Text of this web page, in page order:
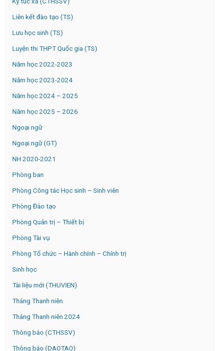
Liên kết đào tạo (TS)
Lưu học sinh (TS)
Luyện thi THPT Quốc gia (TS)
Năm học 2022-2023
Năm học 2023-2024
Năm học 2024 – 2025
Năm học 2025 – 2026
Ngoại ngữ
Ngoại ngữ (GT)
NH 2020-2021
Phòng ban
Phòng Công tác Học sinh – Sinh viên
Phòng Đào tạo
Phòng Quản trị – Thiết bị
Phòng Tài vụ
Phòng Tổ chức – Hành chính – Chính trị
Sinh học
Tài liệu mới (THUVIEN)
Tháng Thanh niên
Tháng Thanh niên 2024
Thông báo (CTHSSV)
Thông báo (DAOTAO)